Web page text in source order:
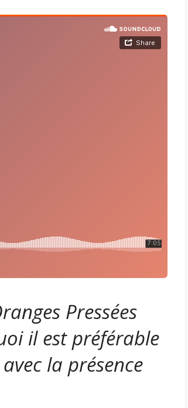
Pressées
il est préférable
la présence